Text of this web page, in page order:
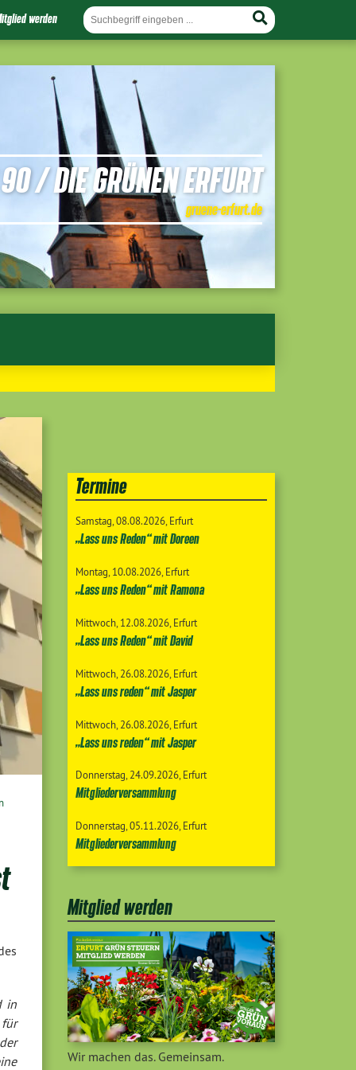
werden
/ DIE GRÜNEN ERFURT
gruene-erfurt.de
in
Termine
Samstag 08.08.2026 Erfurt
„Lass uns Reden“ mit Doreen
Montag 10.08.2026 Erfurt
„Lass uns Reden“ mit Ramona
Mittwoch 12.08.2026 Erfurt
„Lass uns Reden“ mit David
Mittwoch 26.08.2026 Erfurt
„Lass uns reden“ mit Jasper
Mittwoch 26.08.2026 Erfurt
„Lass uns reden“ mit Jasper
Donnerstag 24.09.2026 Erfurt
Mitgliederversammlung
Donnerstag 05.11.2026 Erfurt
Mitgliederversammlung
Mitglied werden
Wir machen das. Gemeinsam.